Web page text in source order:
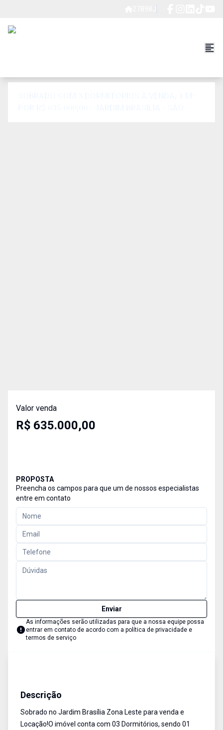
Valor venda
R$ 635.000,00
PROPOSTA
Preencha os campos para que um de nossos especialistas
entre em contato
Enviar
As informações serão utilizadas para que a nossa equipe possa
entrar em contato de acordo com a política de privacidade e
termos de serviço
Descrição
Sobrado no Jardim Brasília Zona Leste para venda e
Locação!O imóvel conta com 03 Dormitórios, sendo 01